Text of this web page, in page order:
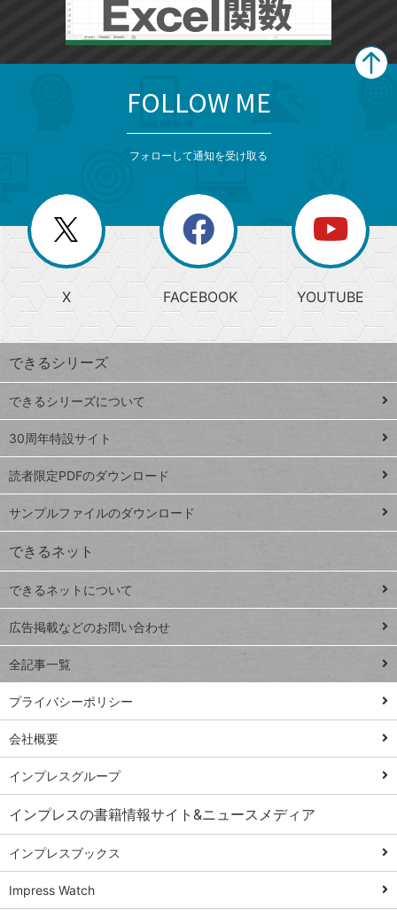
じ
る
search
検
索
上
昇
ワ
ー
ド
Google
スプレ
ッドシ
ート
iPhone
VLOOKUP
close
閉じ
る
閉
じ
る
ー
か
ら
探
す
ト
ッ
プ
ペ
ジ
連載
Excel Q&A
トイアンナ流仕
事術
PowerAutomate
ではじめる業務
の完全自動化
AI議事録作成術
Windows 11
Q&A
Teams踏み込み
活用術
Excel講師の仕事
術
FOLLOW ME
フォローして通知を受け取る
X FACEBOOK YOUTUBE
できるシリーズ
できるシリーズについて
30周年特設サイト
読者限定PDFのダウンロード
サンプルファイルのダウンロード
できるネット
できるネットについて
広告掲載などのお問い合わせ
全記事一覧
プライバシーポリシー
会社概要
インプレスグループ
インプレスの書籍情報サイト&ニュースメディア
インプレスブックス
Impress Watch